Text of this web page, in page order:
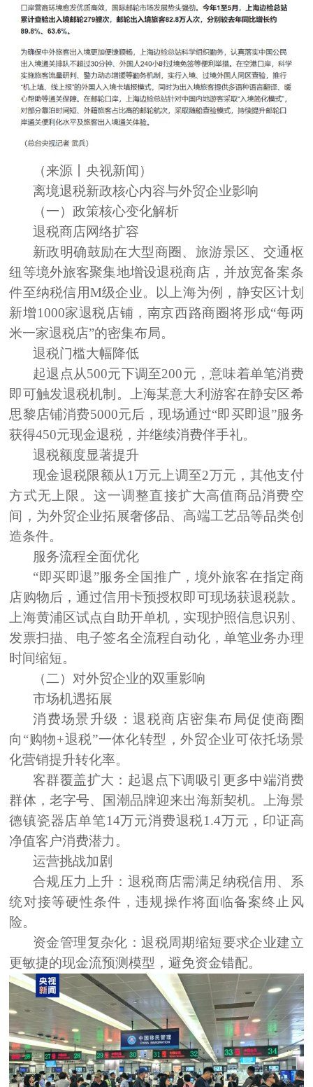
（来源丨央视新闻）
离境退税新政核心内容与外贸企业影响
（一）政策核心变化解析
退税商店网络扩容
新政明确鼓励在大型商圈、旅游景区、交通枢
纽等境外旅客聚集地增设退税商店，并放宽备案条
件至纳税信用M级企业。以上海为例，静安区计划
新增1000家退税店铺，南京西路商圈将形成“每两
米一家退税店”的密集布局。
退税门槛大幅降低
起退点从500元下调至200元，意味着单笔消费
即可触发退税机制。上海某意大利游客在静安区希
思黎店铺消费5000元后，现场通过“即买即退”服务
获得450元现金退税，并继续消费伴手礼。
退税额度显著提升
现金退税限额从1万元上调至2万元，其他支付
方式无上限。这一调整直接扩大高值商品消费空
间，为外贸企业拓展奢侈品、高端工艺品等品类创
造条件。
服务流程全面优化
“即买即退”服务全国推广，境外旅客在指定商
店购物后，通过信用卡预授权即可现场获退税款。
上海黄浦区试点自助开单机，实现护照信息识别、
发票扫描、电子签名全流程自动化，单笔业务办理
时间缩短。
（二）对外贸企业的双重影响
市场机遇拓展
消费场景升级：退税商店密集布局促使商圈
向“购物+退税”一体化转型，外贸企业可依托场景
化营销提升转化率。
客群覆盖扩大：起退点下调吸引更多中端消费
群体，老字号、国潮品牌迎来出海新契机。上海景
德镇瓷器店单笔14万元消费退税1.4万元，印证高
净值客户消费潜力。
运营挑战加剧
合规压力上升：退税商店需满足纳税信用、系
统对接等硬性条件，违规操作将面临备案终止风
险。
资金管理复杂化：退税周期缩短要求企业建立
更敏捷的现金流预测模型，避免资金错配。